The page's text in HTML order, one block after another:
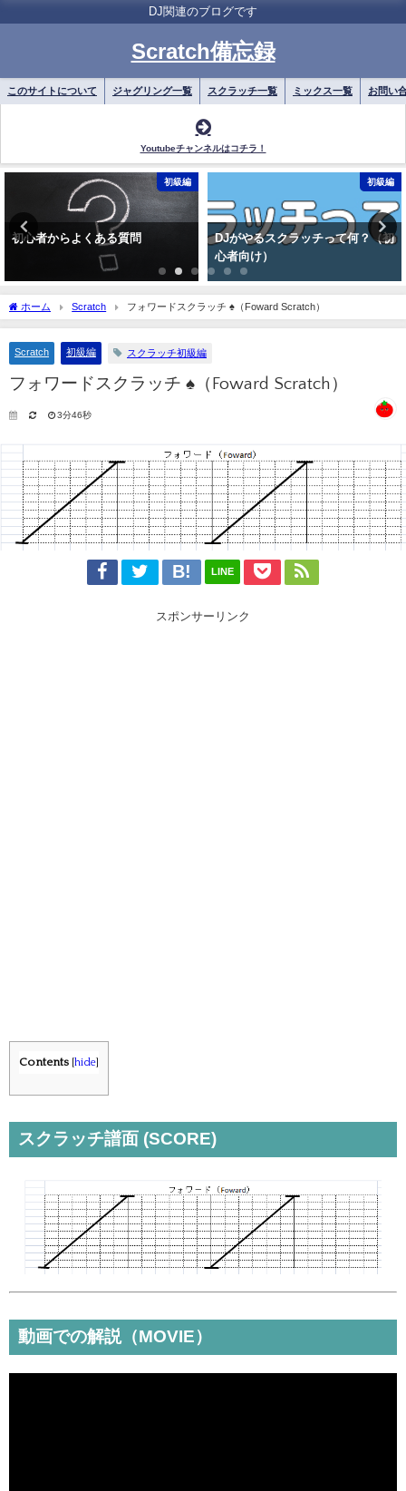
DJ関連のブログです
Scratch備忘録
このサイトについて ジャグリング一覧 スクラッチ一覧 ミックス一覧 お問い
Youtubeチャンネルはコチラ！
初級編
初心者からよくある質問
初級編
DJがやるスクラッチって何？（初
心者向け）
ホーム Scratch フォワードスクラッチ ♠（Foward Scratch）
Scratch 初級編 スクラッチ初級編
フォワードスクラッチ ♠（Foward Scratch）
3分46秒
LINE
スポンサーリンク
Contents [hide]
スクラッチ譜面 (SCORE)
動画での解説（MOVIE）